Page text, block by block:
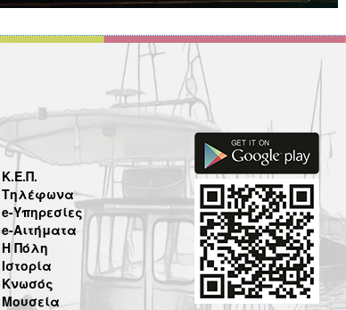
Κ.Ε.Π.
Τηλέφωνα
e-Υπηρεσίες
e-Αιτήματα
Η Πόλη
Ιστορία
Κνωσός
Μουσεία